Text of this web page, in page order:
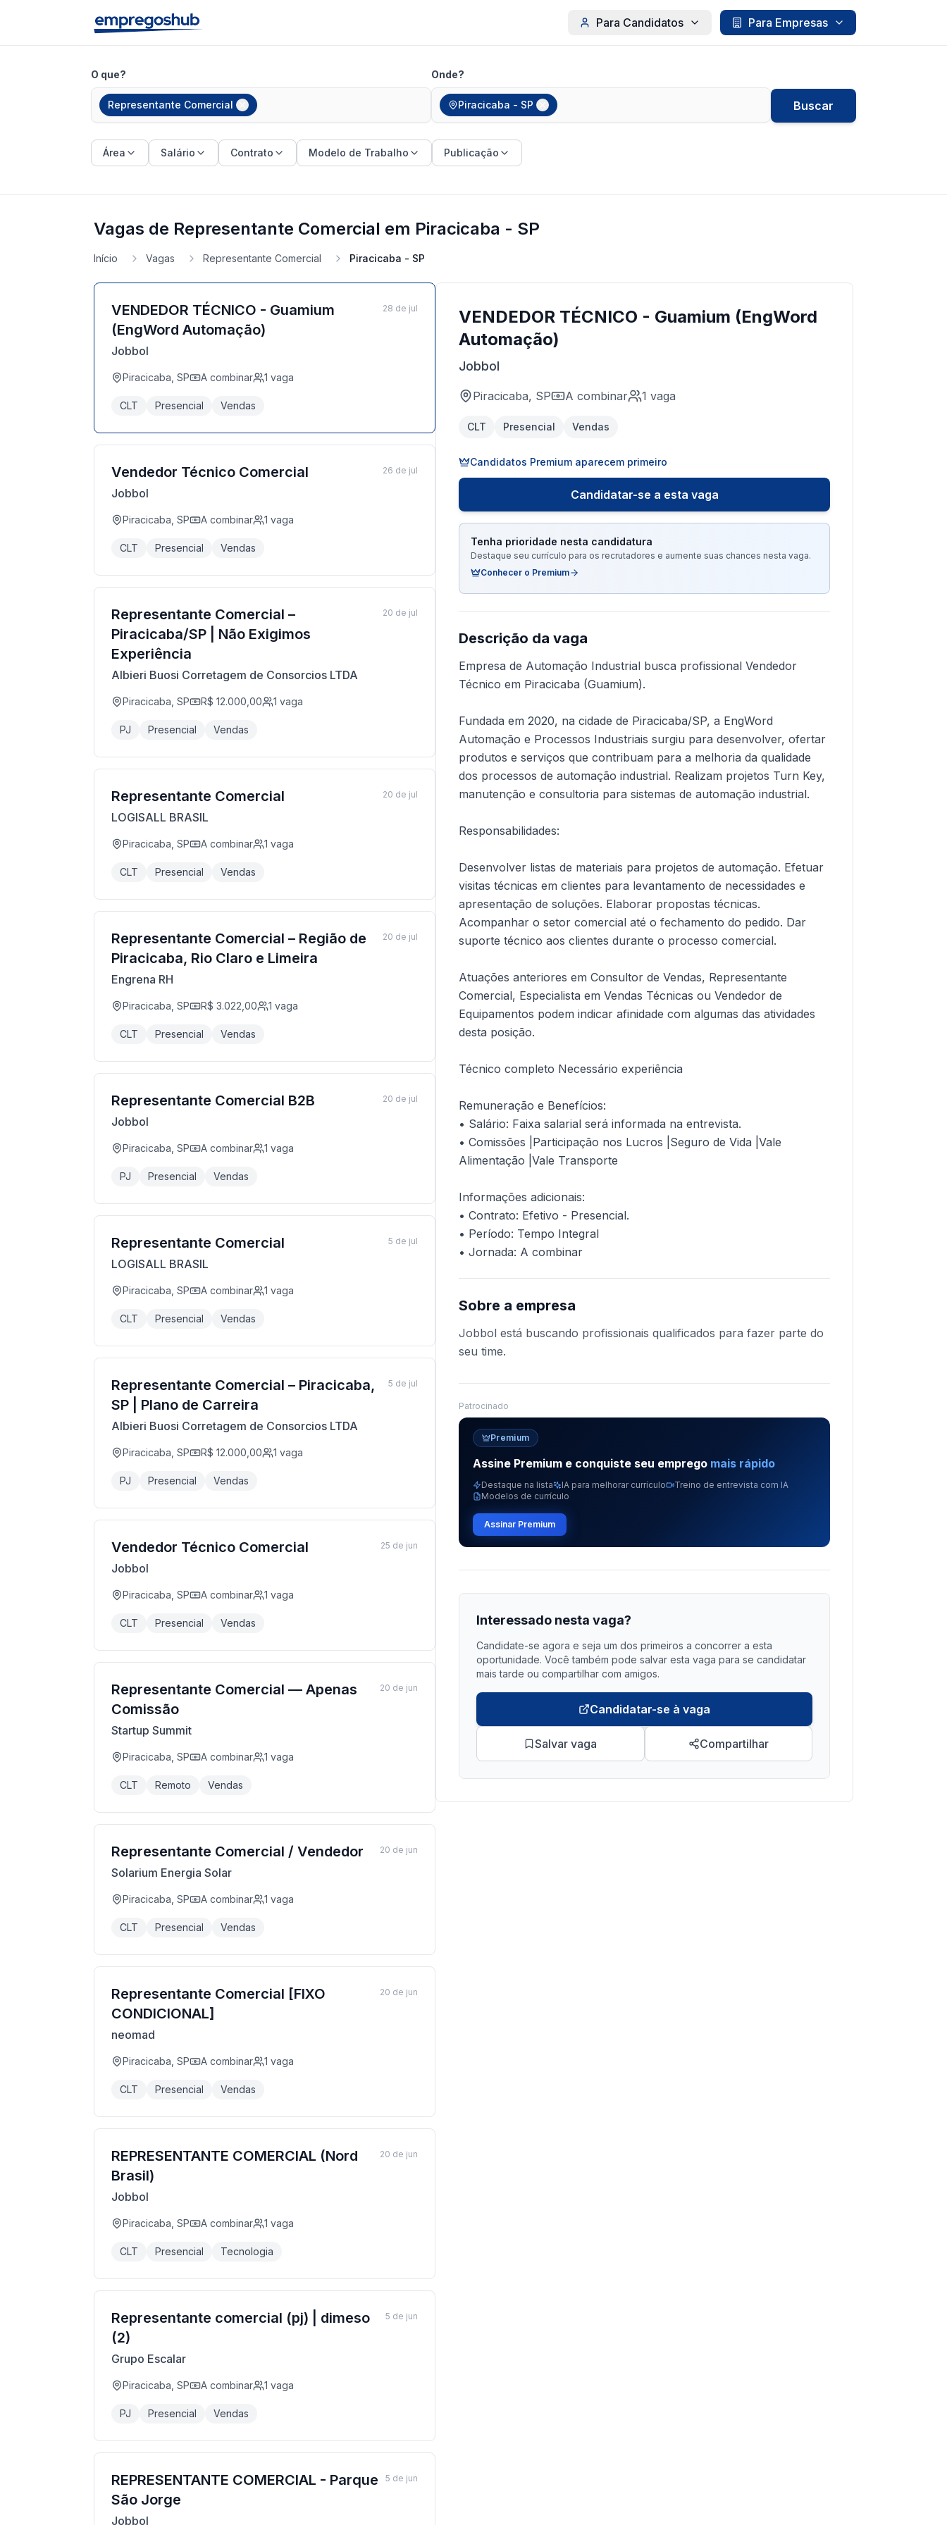
Para Candidatos Para Empresas
O que?
Representante Comercial
Onde?
Piracicaba - SP Buscar
Área Salário Contrato Modelo de Trabalho Publicação
Vagas de Representante Comercial em Piracicaba - SP
Início Vagas Representante Comercial Piracicaba - SP
VENDEDOR TÉCNICO - Guamium
(EngWord Automação)
Jobbol
Piracicaba, SP A combinar 1 vaga
CLT Presencial Vendas
28 de jul
Vendedor Técnico Comercial
Jobbol
Piracicaba, SP A combinar 1 vaga
CLT Presencial Vendas
26 de jul
Representante Comercial –
Piracicaba/SP | Não Exigimos
Experiência
Albieri Buosi Corretagem de Consorcios LTDA
Piracicaba, SP R$ 12.000,00 1 vaga
PJ Presencial Vendas
20 de jul
Representante Comercial
LOGISALL BRASIL
Piracicaba, SP A combinar 1 vaga
CLT Presencial Vendas
20 de jul
Representante Comercial – Região de
Piracicaba, Rio Claro e Limeira
Engrena RH
Piracicaba, SP R$ 3.022,00 1 vaga
CLT Presencial Vendas
20 de jul
Representante Comercial B2B
Jobbol
Piracicaba, SP A combinar 1 vaga
PJ Presencial Vendas
20 de jul
Representante Comercial
LOGISALL BRASIL
Piracicaba, SP A combinar 1 vaga
CLT Presencial Vendas
5 de jul
Representante Comercial – Piracicaba,
SP | Plano de Carreira
Albieri Buosi Corretagem de Consorcios LTDA
Piracicaba, SP R$ 12.000,00 1 vaga
PJ Presencial Vendas
5 de jul
Vendedor Técnico Comercial
Jobbol
Piracicaba, SP A combinar 1 vaga
CLT Presencial Vendas
25 de jun
Representante Comercial — Apenas
Comissão
Startup Summit
Piracicaba, SP A combinar 1 vaga
CLT Remoto Vendas
20 de jun
Representante Comercial / Vendedor
Solarium Energia Solar
Piracicaba, SP A combinar 1 vaga
CLT Presencial Vendas
20 de jun
Representante Comercial [FIXO
CONDICIONAL]
neomad
Piracicaba, SP A combinar 1 vaga
CLT Presencial Vendas
20 de jun
REPRESENTANTE COMERCIAL (Nord
Brasil)
Jobbol
Piracicaba, SP A combinar 1 vaga
CLT Presencial Tecnologia
20 de jun
Representante comercial (pj) | dimeso
(2)
Grupo Escalar
Piracicaba, SP A combinar 1 vaga
PJ Presencial Vendas
5 de jun
REPRESENTANTE COMERCIAL - Parque
São Jorge
Jobbol
5 de jun
VENDEDOR TÉCNICO - Guamium (EngWord
Automação)
Jobbol
Piracicaba, SP A combinar 1 vaga
CLT Presencial Vendas
Candidatos Premium aparecem primeiro
Candidatar-se a esta vaga
Tenha prioridade nesta candidatura
Destaque seu currículo para os recrutadores e aumente suas chances nesta vaga.
Conhecer o Premium
Descrição da vaga
Empresa de Automação Industrial busca profissional Vendedor
Técnico em Piracicaba (Guamium).
Fundada em 2020, na cidade de Piracicaba/SP, a EngWord
Automação e Processos Industriais surgiu para desenvolver, ofertar
produtos e serviços que contribuam para a melhoria da qualidade
dos processos de automação industrial. Realizam projetos Turn Key,
manutenção e consultoria para sistemas de automação industrial.
Responsabilidades:
Desenvolver listas de materiais para projetos de automação. Efetuar
visitas técnicas em clientes para levantamento de necessidades e
apresentação de soluções. Elaborar propostas técnicas.
Acompanhar o setor comercial até o fechamento do pedido. Dar
suporte técnico aos clientes durante o processo comercial.
Atuações anteriores em Consultor de Vendas, Representante
Comercial, Especialista em Vendas Técnicas ou Vendedor de
Equipamentos podem indicar afinidade com algumas das atividades
desta posição.
Técnico completo Necessário experiência
Remuneração e Benefícios:
• Salário: Faixa salarial será informada na entrevista.
• Comissões |Participação nos Lucros |Seguro de Vida |Vale
Alimentação |Vale Transporte
Informações adicionais:
• Contrato: Efetivo - Presencial.
• Período: Tempo Integral
• Jornada: A combinar
Sobre a empresa
Jobbol está buscando profissionais qualificados para fazer parte do
seu time.
Patrocinado
Premium
Assine Premium e conquiste seu emprego mais rápido
Destaque na lista IA para melhorar currículo
Treino de entrevista com IA
Modelos de currículo
Assinar Premium
Interessado nesta vaga?
Candidate-se agora e seja um dos primeiros a concorrer a esta
oportunidade. Você também pode salvar esta vaga para se candidatar
mais tarde ou compartilhar com amigos.
Candidatar-se à vaga
Salvar vaga Compartilhar